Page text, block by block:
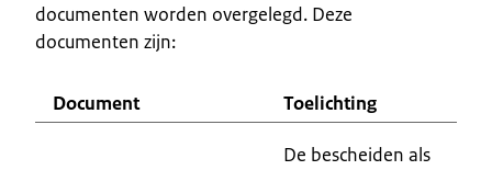
documenten worden overgelegd. Deze
documenten zijn:
Document Toelichting
De bescheiden als